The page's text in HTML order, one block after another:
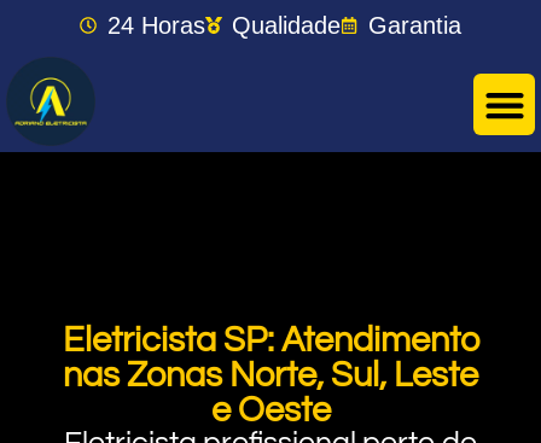
24 Horas Qualidade Garantia
Eletricista SP: Atendimento
nas Zonas Norte, Sul, Leste
e Oeste